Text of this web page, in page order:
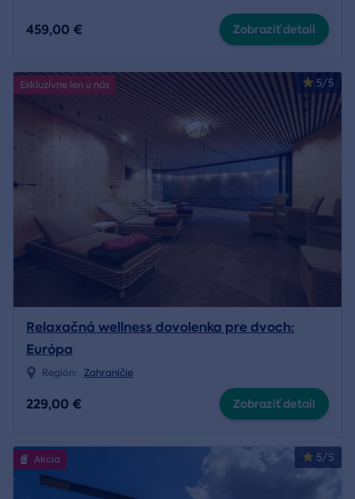
459,00 € Zobraziť detail
5/5
Exkluzívne len u nás
Relaxačná wellness dovolenka pre dvoch:
Európa
Región: Zahraničie
229,00 € Zobraziť detail
5/5
Akcia